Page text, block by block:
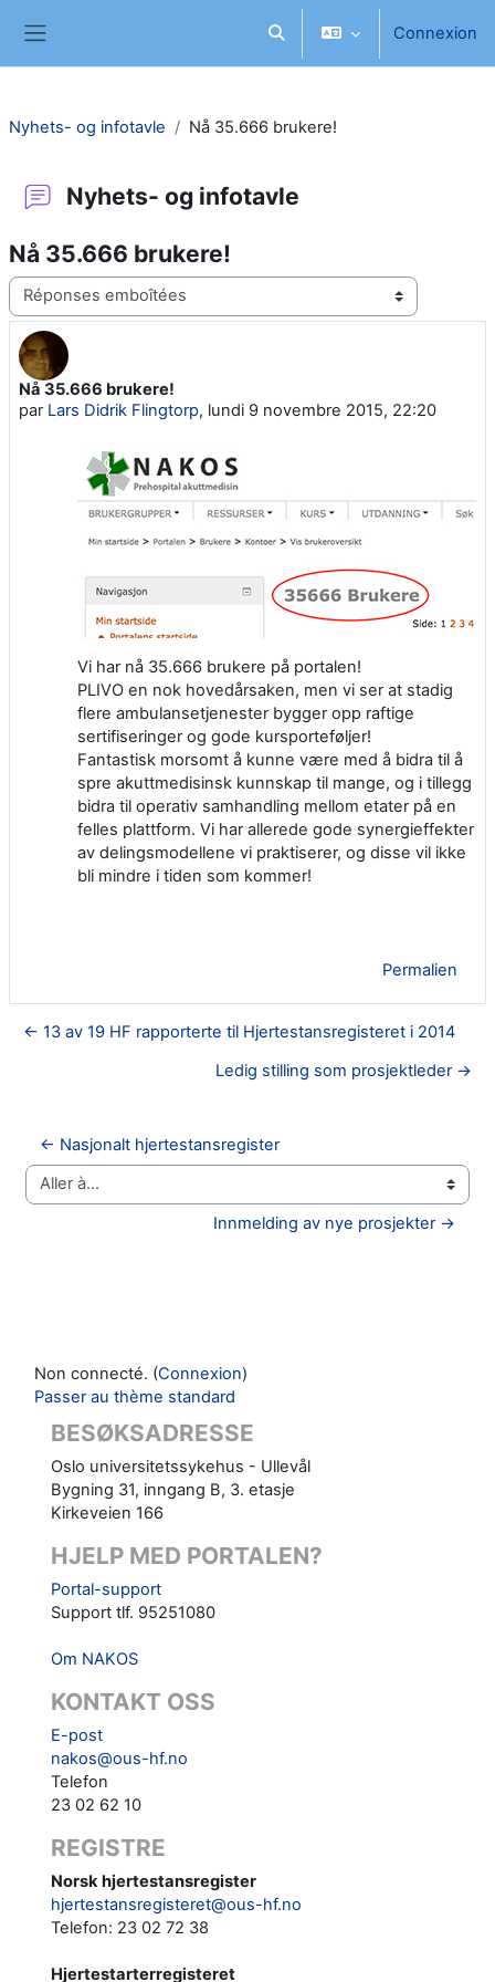
Activer/désactiver la saisie
Connexion
Nyhets- og infotavle Nå 35.666 brukere!
Nyhets- og infotavle
Nå 35.666 brukere!
Type d’affichage
Nå 35.666 brukere!
par Lars Didrik Flingtorp, lundi 9 novembre 2015, 22:20
Nombre de réponses : 0
Vi har nå 35.666 brukere på portalen!
PLIVO en nok hovedårsaken, men vi ser at stadig
flere ambulansetjenester bygger opp raftige
sertifiseringer og gode kursporteføljer!
Fantastisk morsomt å kunne være med å bidra til å
spre akuttmedisinsk kunnskap til mange, og i tillegg
bidra til operativ samhandling mellom etater på en
felles plattform. Vi har allerede gode synergieffekter
av delingsmodellene vi praktiserer, og disse vil ikke
bli mindre i tiden som kommer!
Permalien
← 13 av 19 HF rapporterte til Hjertestansregisteret i 2014
Ledig stilling som prosjektleder →
← Nasjonalt hjertestansregister
Aller à…
Innmelding av nye prosjekter →
Non connecté. (Connexion)
Passer au thème standard
BESØKSADRESSE
Oslo universitetssykehus - Ullevål
Bygning 31, inngang B, 3. etasje
Kirkeveien 166
HJELP MED PORTALEN?
Portal-support
Support tlf. 95251080
Om NAKOS
KONTAKT OSS
E-post
nakos@ous-hf.no
Telefon
23 02 62 10
REGISTRE
Norsk hjertestansregister
hjertestansregisteret@ous-hf.no
Telefon: 23 02 72 38
Hjertestarterregisteret